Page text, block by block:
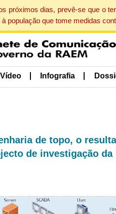
próximos dias, prevê-se que o
população que tome medidas
Vídeo Infografia
de topo, o
de investigação da